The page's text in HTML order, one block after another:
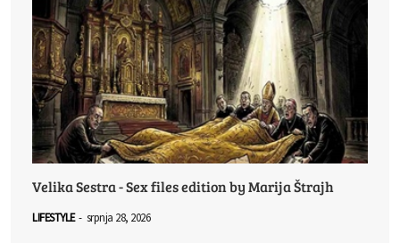
Velika Sestra - Sex files edition by Marija Štrajh
LIFESTYLE - srpnja 28, 2026